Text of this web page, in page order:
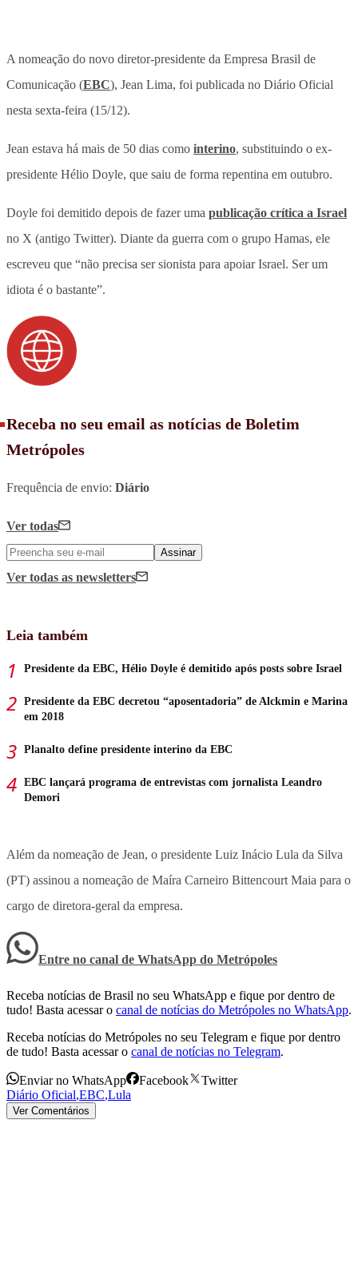
A nomeação do novo diretor-presidente da Empresa Brasil de
Comunicação (EBC), Jean Lima, foi publicada no Diário Oficial
nesta sexta-feira (15/12).
Jean estava há mais de 50 dias como interino, substituindo o ex-
presidente Hélio Doyle, que saiu de forma repentina em outubro.
Doyle foi demitido depois de fazer uma publicação crítica a Israel
no X (antigo Twitter). Diante da guerra com o grupo Hamas, ele
escreveu que “não precisa ser sionista para apoiar Israel. Ser um
idiota é o bastante”.
Receba no seu email as notícias de Boletim
Metrópoles
Frequência de envio: Diário
Ver todas
Assinar
Ver todas as newsletters
Leia também
Presidente da EBC, Hélio Doyle é demitido após posts sobre Israel
Presidente da EBC decretou “aposentadoria” de Alckmin e Marina
em 2018
Planalto define presidente interino da EBC
EBC lançará programa de entrevistas com jornalista Leandro
Demori
Além da nomeação de Jean, o presidente Luiz Inácio Lula da Silva
(PT) assinou a nomeação de Maíra Carneiro Bittencourt Maia para o
cargo de diretora-geral da empresa.
Entre no canal de WhatsApp do Metrópoles
Receba notícias de Brasil no seu WhatsApp e fique por dentro de
tudo! Basta acessar o canal de notícias do Metrópoles no WhatsApp.
Receba notícias do Metrópoles no seu Telegram e fique por dentro
de tudo! Basta acessar o canal de notícias no Telegram.
Enviar no WhatsApp Facebook
Twitter
Diário Oficial,EBC,Lula
Ver Comentários